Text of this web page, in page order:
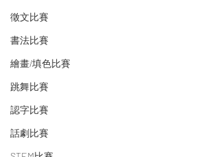
徵文比賽
書法比賽
繪畫/填色比賽
跳舞比賽
認字比賽
話劇比賽